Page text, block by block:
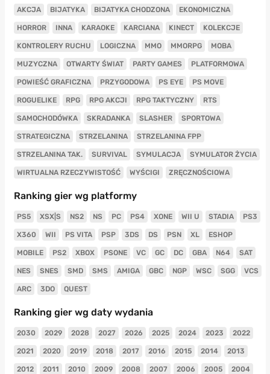
AKCJA BIJATYKA BIJATYKA CHODZONA EKONOMICZNA
HORROR INNA KARAOKE KARCIANA KINECT KOLEKCJE
KONTROLERY RUCHU LOGICZNA MMO MMORPG MOBA
MUZYCZNA OTWARTY ŚWIAT PARTY GAMES PLATFORMOWA
POWIEŚĆ GRAFICZNA PRZYGODOWA PS EYE PS MOVE
ROGUELIKE RPG RPG AKCJI RPG TAKTYCZNY RTS
SAMOCHODÓWKA SKRADANKA SLASHER SPORTOWA
STRATEGICZNA STRZELANINA STRZELANINA FPP
STRZELANINA TAK. SURVIVAL SYMULACJA SYMULATOR ŻYCIA
WIRTUALNA RZECZYWISTOŚĆ WYŚCIGI ZRĘCZNOŚCIOWA
Ranking gier wg platformy
PS5 XSX|S NS2 NS PC PS4 XONE WII U STADIA PS3
X360 WII PS VITA PSP 3DS DS PSN XL ESHOP
MOBILE PS2 XBOX PSONE VC GC DC GBA N64 SAT
NES SNES SMD SMS AMIGA GBC NGP WSC SGG VCS
ARC 3DO QUEST
Ranking gier wg daty wydania
2030 2029 2028 2027 2026 2025 2024 2023 2022
2021 2020 2019 2018 2017 2016 2015 2014 2013
2012 2011 2010 2009 2008 2007 2006 2005 2004